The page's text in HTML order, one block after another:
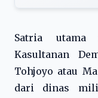
Satria utama
Kasultanan
Tohjoyo atau
dari dinas